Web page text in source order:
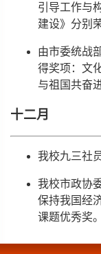
引导工作与
建设》分别
由市委统战
得奖项：文
与祖国共奋
十二月
我校九三社
我校市政协
保持我国经
课题优秀奖。